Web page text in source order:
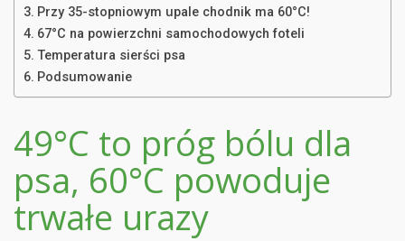
Przy 35-stopniowym upale chodnik ma 60°C!
67°C na powierzchni samochodowych foteli
Temperatura sierści psa
Podsumowanie
49°C to próg bólu dla
psa, 60°C powoduje
trwałe urazy